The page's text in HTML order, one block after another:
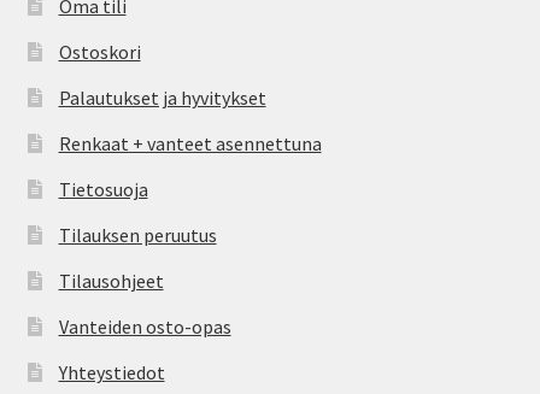
Oma tili
Ostoskori
Palautukset ja hyvitykset
Renkaat + vanteet asennettuna
Tietosuoja
Tilauksen peruutus
Tilausohjeet
Vanteiden osto-opas
Yhteystiedot